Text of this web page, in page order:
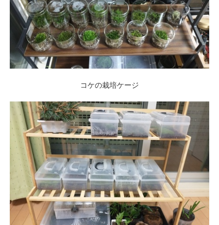
コケの栽培ケージ